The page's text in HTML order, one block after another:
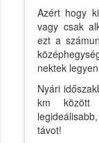
Azért hogy
vagy csak
ezt a
nektek
Nyári
km között
távot!